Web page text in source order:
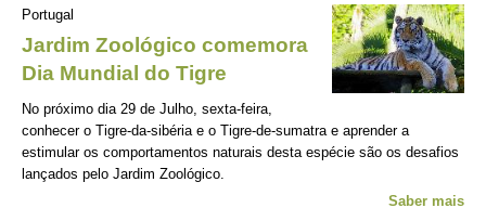
Portugal
Jardim Zoológico comemora
Dia Mundial do Tigre
No próximo dia 29 de Julho, sexta-feira,
conhecer o Tigre-da-sibéria e o Tigre-de-sumatra e aprender a
estimular os comportamentos naturais desta espécie são os desafios
lançados pelo Jardim Zoológico.
Saber mais